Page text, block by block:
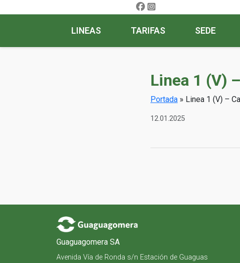
LINEAS TARIFAS SEDE
Linea 1 (V)
Portada » Linea 1 (V) –
12.01.2025
Guaguagomera SA
Avenida Vía de Ronda s/n Estación de Guaguas